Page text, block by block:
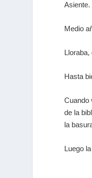
Asiente.
Medio
Lloraba,
Hasta
Cuando
de la
la
Luego